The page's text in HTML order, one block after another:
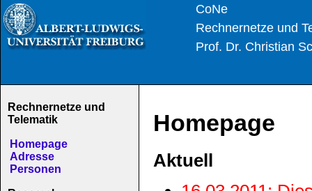
CoNe
Rechnernetze und
Prof. Dr. Christian
Rechnernetze und
Telematik
Homepage
Adresse
Personen
Homepage
Aktuell